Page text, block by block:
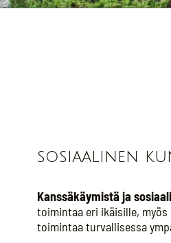
sosiaalinen
Kanssäkäymistä ja
toimintaa eri ikäisille, myös
toimintaa turvallisessa